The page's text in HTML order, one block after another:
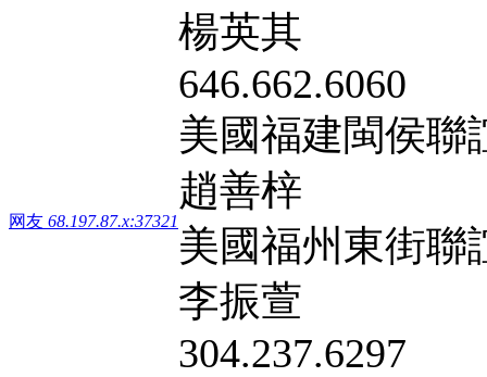
网友 68.197.87.x:37321
楊英其
646.662.6060
美國福建閩侯
趙善梓
美國福州東街
李振萱
304.237.6297